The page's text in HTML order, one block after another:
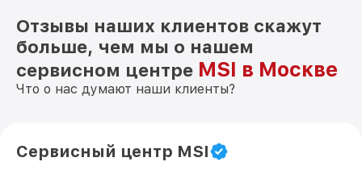
Отзывы наших клиентов скажут
больше, чем мы о нашем
сервисном центре MSI в Москве
Что о нас думают наши клиенты?
Сервисный центр MSI